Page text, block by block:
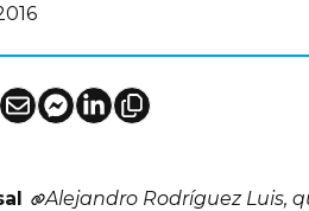
Alejandro Rodríguez Luis,